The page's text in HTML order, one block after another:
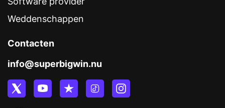
Weddenschappen
Contacten
info@superbigwin.nu